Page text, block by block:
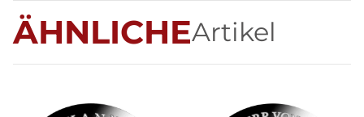
ÄHNLICHEArtikel